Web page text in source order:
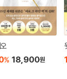
% 18,900원